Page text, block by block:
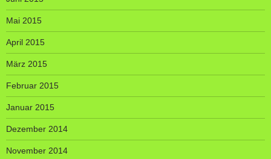
Mai 2015
April 2015
März 2015
Februar 2015
Januar 2015
Dezember 2014
November 2014